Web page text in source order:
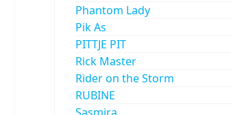
Phantom Lady
Pik As
PITTJE PIT
Rick Master
Rider on the Storm
RUBINE